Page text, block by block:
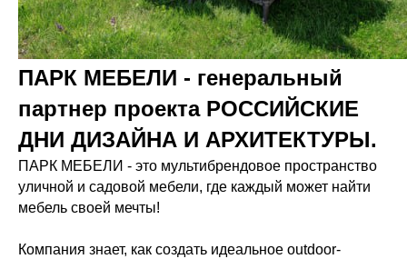
ПАРК МЕБЕЛИ - генеральный
партнер проекта РОССИЙСКИЕ
ДНИ ДИЗАЙНА И АРХИТЕКТУРЫ.
ПАРК МЕБЕЛИ - это мультибрендовое пространство
уличной и садовой мебели, где каждый может найти
мебель своей мечты!
Компания знает, как создать идеальное outdoor-